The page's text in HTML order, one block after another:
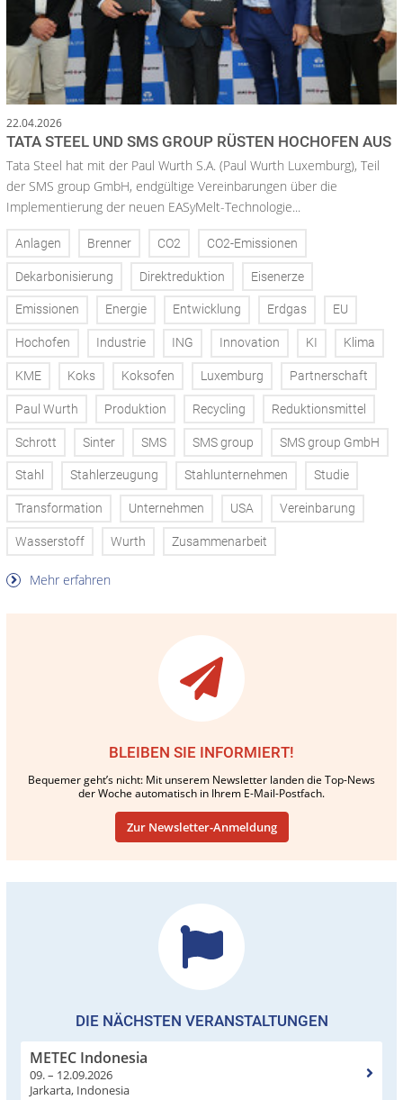
22.04.2026
TATA STEEL UND SMS GROUP RÜSTEN HOCHOFEN AUS
Tata Steel hat mit der Paul Wurth S.A. (Paul Wurth Luxemburg), Teil
der SMS group GmbH, endgültige Vereinbarungen über die
Implementierung der neuen EASyMelt-Technologie...
Anlagen Brenner CO2 CO2-Emissionen
Dekarbonisierung Direktreduktion Eisenerze
Emissionen Energie Entwicklung Erdgas EU
Hochofen Industrie ING Innovation KI Klima
KME Koks Koksofen Luxemburg Partnerschaft
Paul Wurth Produktion Recycling Reduktionsmittel
Schrott Sinter SMS SMS group SMS group GmbH
Stahl Stahlerzeugung Stahlunternehmen Studie
Transformation Unternehmen USA Vereinbarung
Wasserstoff Wurth Zusammenarbeit
Mehr erfahren
BLEIBEN SIE INFORMIERT!
Bequemer geht’s nicht: Mit unserem Newsletter landen die Top-News
der Woche automatisch in Ihrem E-Mail-Postfach.
Zur Newsletter-Anmeldung
DIE NÄCHSTEN VERANSTALTUNGEN
METEC Indonesia
09. – 12.09.2026
Jarkarta, Indonesia